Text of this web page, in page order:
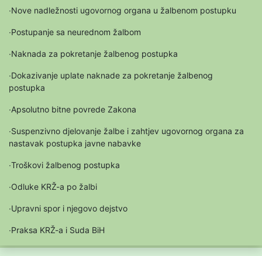
∙Nove nadležnosti ugovornog organa u žalbenom postupku
∙Postupanje sa neurednom žalbom
∙Naknada za pokretanje žalbenog postupka
∙Dokazivanje uplate naknade za pokretanje žalbenog
postupka
∙Apsolutno bitne povrede Zakona
∙Suspenzivno djelovanje žalbe i zahtjev ugovornog organa za
nastavak postupka javne nabavke
∙Troškovi žalbenog postupka
∙Odluke KRŽ-a po žalbi
∙Upravni spor i njegovo dejstvo
∙Praksa KRŽ-a i Suda BiH